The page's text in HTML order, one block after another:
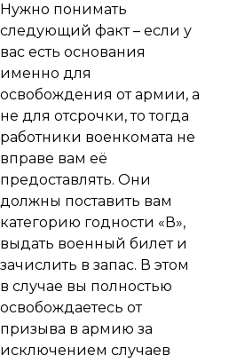
Нужно понимать
следующий факт – если у
вас есть основания
именно для
освобождения от армии, а
не для отсрочки, то тогда
работники военкомата не
вправе вам её
предоставлять. Они
должны поставить вам
категорию годности «В»,
выдать военный билет и
зачислить в запас. В этом
в случае вы полностью
освобождаетесь от
призыва в армию за
исключением случаев